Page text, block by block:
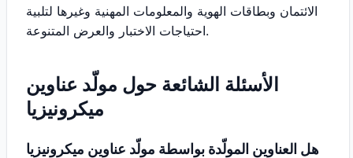
الائتمان وبطاقات الهوية والمعلومات المهنية وغيرها لتلبية
احتياجات الاختبار والعرض المتنوعة.
الأسئلة الشائعة حول مولّد عناوين
ميكرونيزيا
هل العناوين المولّدة بواسطة مولّد عناوين ميكرونيزيا